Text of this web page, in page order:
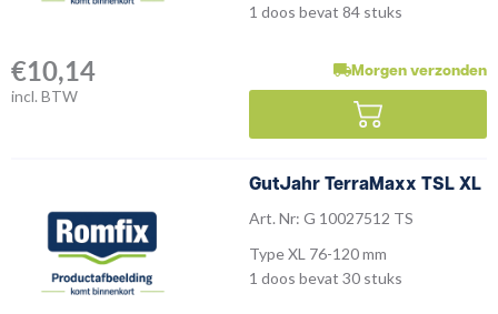
1 doos bevat 84 stuks
€10,14
incl. BTW
Morgen verzonden
GutJahr TerraMaxx TSL XL
Art. Nr: G 10027512 TS
Type XL 76-120 mm
1 doos bevat 30 stuks